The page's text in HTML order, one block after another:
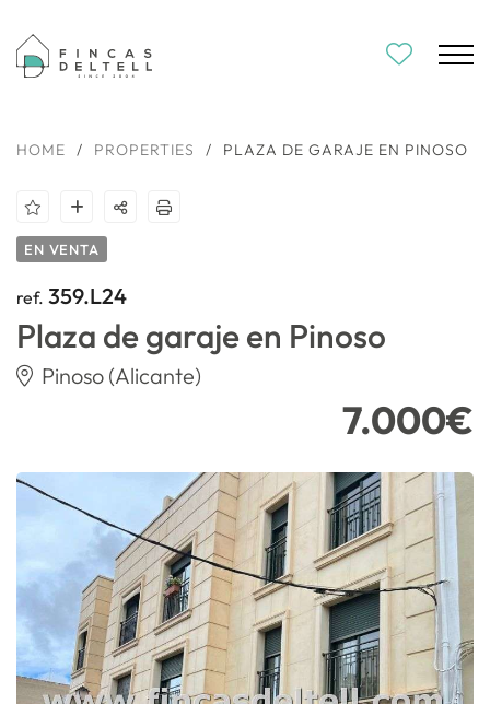
HOME / PROPERTIES / PLAZA DE GARAJE EN PINOSO
EN VENTA
ref. 359.L24
Plaza de garaje en Pinoso
Pinoso (Alicante)
7.000€